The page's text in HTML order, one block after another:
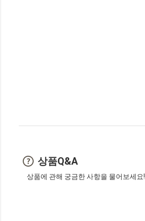
상품Q&A
상품에 관해 궁금한 사항을 물어보세요!